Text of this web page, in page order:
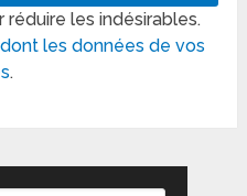
les indésirables.
les données de vos
.